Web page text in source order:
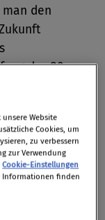
den
der 80er
wie
zur
werden
Blutzuckers
Website
Cookies, um
zu verbessern
zur Verwendung
Cookie-Einstellungen
Informationen finden